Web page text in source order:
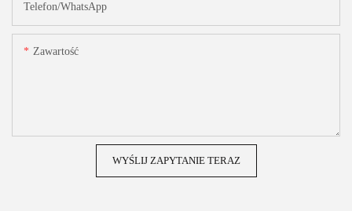
Telefon/WhatsApp
Zawartość
WYŚLIJ ZAPYTANIE TERAZ